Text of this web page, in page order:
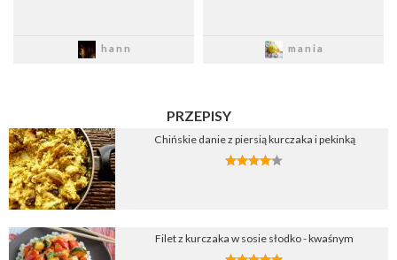
hann
Zapisz
mania
Zapisz
PRZEPISY
Chińskie danie z piersią kurczaka i pekinką
Filet z kurczaka w sosie słodko - kwaśnym